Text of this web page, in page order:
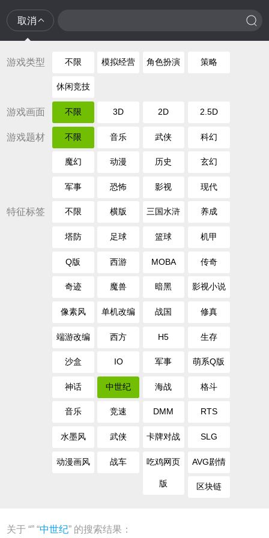
取消
游戏类型 不限 模拟经营 角色扮演 策略
休闲竞技
游戏画面 不限 3D 2D 2.5D
游戏题材 不限 音乐 武侠 科幻
魔幻 动漫 历史 玄幻
军事 恐怖 影视 现代
特征标签 不限 横版 三国水浒 养成
塔防 足球 篮球 机甲
Q版 西游 MOBA 传奇
奇迹 魔兽 暗黑 影视小说
像素风 单机改编 战国 修真
端游改编 西方 H5 生存
沙盒 IO 军事 萌系Q版
神话 中世纪 海战 格斗
音乐 竞速 DMM RTS
水墨风 武侠 卡牌对战 SLG
动漫画风 战车 吃鸡网页
版
AVG剧情
区块链
关于 “” “中世纪” 的搜索结果：